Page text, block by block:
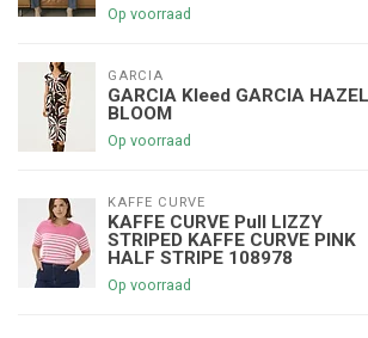
Op voorraad
GARCIA
GARCIA Kleed GARCIA HAZEL
BLOOM
Op voorraad
KAFFE CURVE
KAFFE CURVE Pull LIZZY
STRIPED KAFFE CURVE PINK
HALF STRIPE 108978
Op voorraad